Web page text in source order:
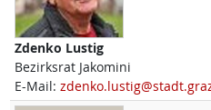
Zdenko Lustig
Bezirksrat Jakomini
E-Mail: